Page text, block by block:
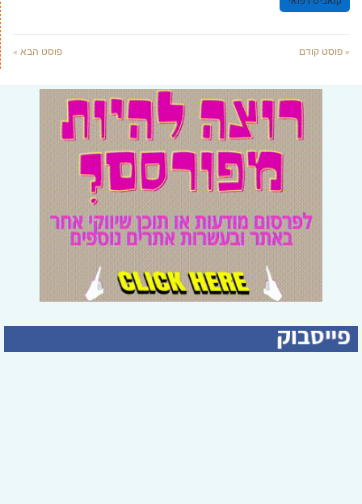
« פוסט קודם פוסט הבא »